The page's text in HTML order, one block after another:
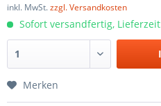
inkl. MwSt.zzgl. Versandkosten
Sofort versandfertig,
Merken